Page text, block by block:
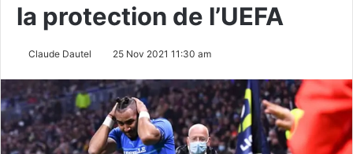
la protection de l’UEFA
Claude Dautel 25 Nov 2021 11:30 am